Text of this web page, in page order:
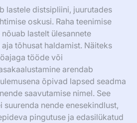
lastele distsipliini, juurutades
oskusi. Raha teenimise
lastelt ülesannete
tõhusat haldamist. Näiteks
tööde või
arendab
õpivad lapsed seadma
saavutamise nimel. See
suurenda nende enesekindlust,
pingutuse ja edasilükatud